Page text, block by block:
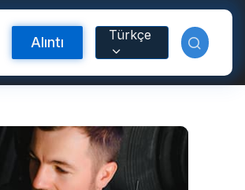
Alıntı Türkçe